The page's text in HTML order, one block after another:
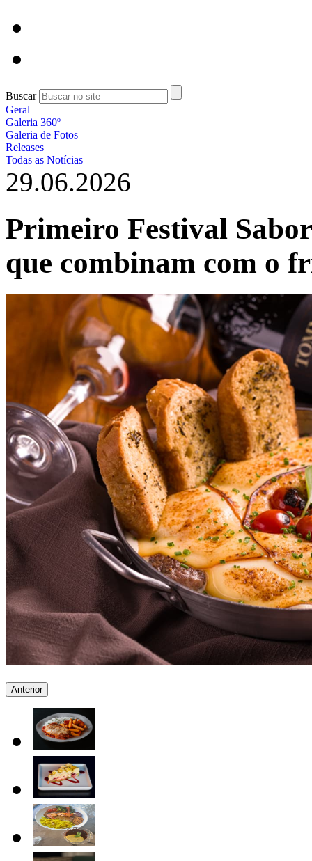
Buscar
Geral
Galeria 360º
Galeria de Fotos
Releases
Todas as Notícias
29.06.2026
Primeiro Festival
que combinam com o
Anterior